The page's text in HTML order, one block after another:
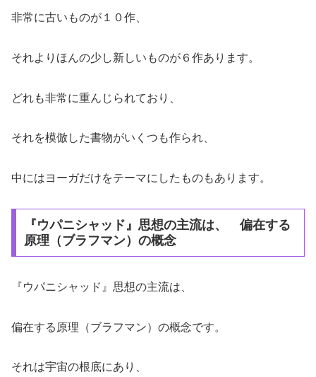
非常に古いものが１０作、
それよりほんの少し新しいものが６作あります。
どれも非常に重んじられており、
それを模倣した書物がいくつも作られ、
中にはヨーガだけをテーマにしたものもあります。
『ウパニシャッド』思想の主流は、 偏在する
原理（ブラフマン）の概念
『ウパニシャッド』思想の主流は、
偏在する原理（ブラフマン）の概念です。
それは宇宙の根底にあり、